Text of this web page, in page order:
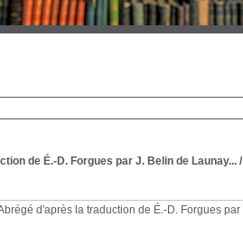
de É.-D. Forgues par J. Belin de Launay.../
d'après la traduction de É.-D. Forgues par